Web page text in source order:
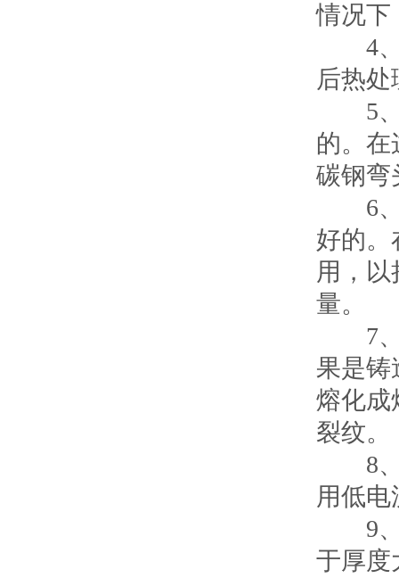
情况下
4、
后热
5、
的。
碳钢弯
6、
好的。
用，
量。
7、
果是铸
熔化成
裂纹。
8、
用低
9、
于厚度